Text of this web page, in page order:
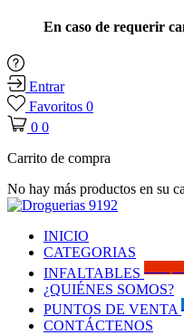
En caso de requerir
Entrar
Favoritos 0
0 0
Carrito de compra
No hay más productos en su
INICIO
CATEGORIAS
INFALTABLES
¿QUIÉNES SOMOS?
PUNTOS DE VENTA
CONTÁCTENOS